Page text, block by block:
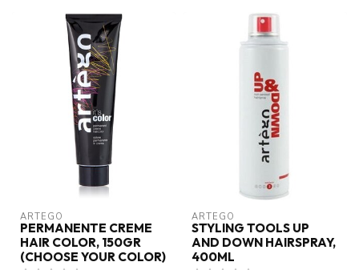
ARTEGO
PERMANENTE CREME
HAIR COLOR, 150GR
(CHOOSE YOUR COLOR)
ARTEGO
STYLING TOOLS UP
AND DOWN HAIRSPRAY,
400ML